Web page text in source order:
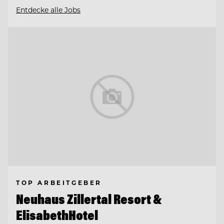
Entdecke alle Jobs
TOP ARBEITGEBER
Neuhaus Zillertal Resort &
ElisabethHotel